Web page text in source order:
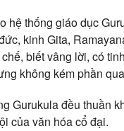
hệ thống giáo dục
kinh Gita,
biết vâng lời, có
không kém phần
Gurukula đều thuần
của văn hóa cổ đại.